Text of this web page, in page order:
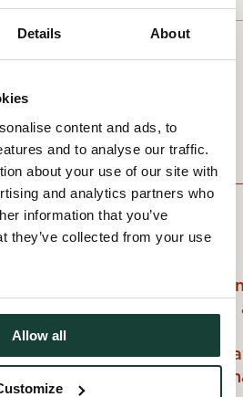
Details About
content and ads, to
and to analyse our traffic.
about your use of our site with
and analytics partners who
information that you’ve
they’ve collected from your use
Allow all
Nord
19 April 2026
LAUNCH
Premier
Troc de jouets
collaboration
de la terre